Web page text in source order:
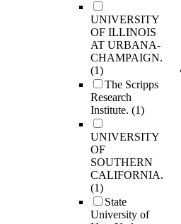
UNIVERSITY
OF ILLINOIS
AT URBANA-
CHAMPAIGN.
(1)
The Scripps
Research
Institute. (1)
UNIVERSITY
OF
SOUTHERN
CALIFORNIA.
(1)
State
University of